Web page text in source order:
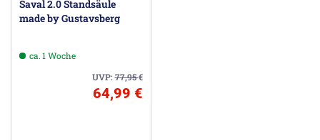
Saval 2.0 Standsäule
made by Gustavsberg
ca. 1 Woche
UVP:77,95€
64,99 €